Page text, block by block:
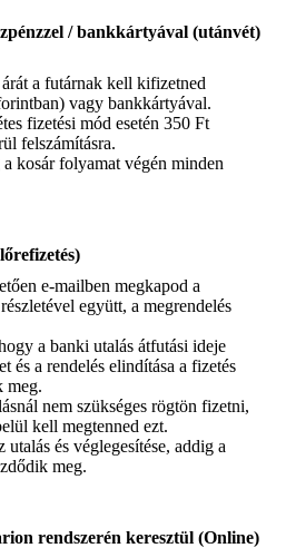
/ bankkártyával (utánvét)
a futárnak kell kifizetned
vagy bankkártyával.
fizetési mód esetén 350 Ft
felszámításra.
kosár folyamat végén minden
e-mailben megkapod a
együtt, a megrendelés
a banki utalás átfutási ideje
és a rendelés elindítása a fizetés
meg.
nem szükséges rögtön fizetni,
kell megtenned ezt.
és véglegesítése, addig a
meg.
rendszerén keresztül (Online)